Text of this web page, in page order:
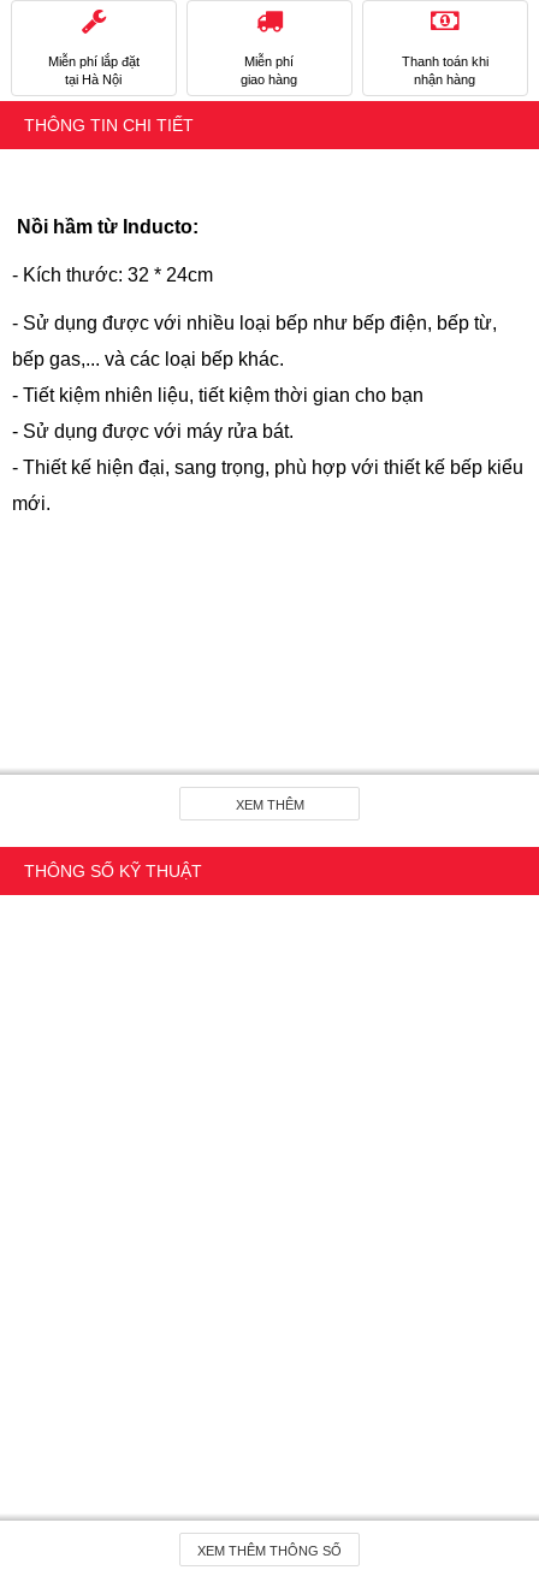
Miễn phí lắp đặt
tại Hà Nội
Miễn phí
giao hàng
Thanh toán khi
nhận hàng
THÔNG TIN CHI TIẾT
Nồi hầm từ Inducto:
- Kích thước: 32 * 24cm
- Sử dụng được với nhiều loại bếp như bếp điện, bếp từ,
bếp gas,... và các loại bếp khác.
- Tiết kiệm nhiên liệu, tiết kiệm thời gian cho bạn
- Sử dụng được với máy rửa bát.
- Thiết kế hiện đại, sang trọng, phù hợp với thiết kế bếp kiểu
mới.
XEM THÊM
THÔNG SỐ KỸ THUẬT
XEM THÊM THÔNG SỐ